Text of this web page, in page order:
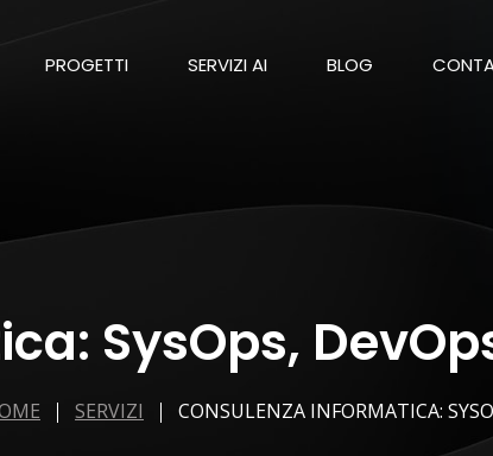
PROGETTI SERVIZI AI BLOG
SysOps,
SERVIZI CONSULENZA INFORMATICA: